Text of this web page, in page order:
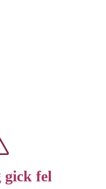
gick fel